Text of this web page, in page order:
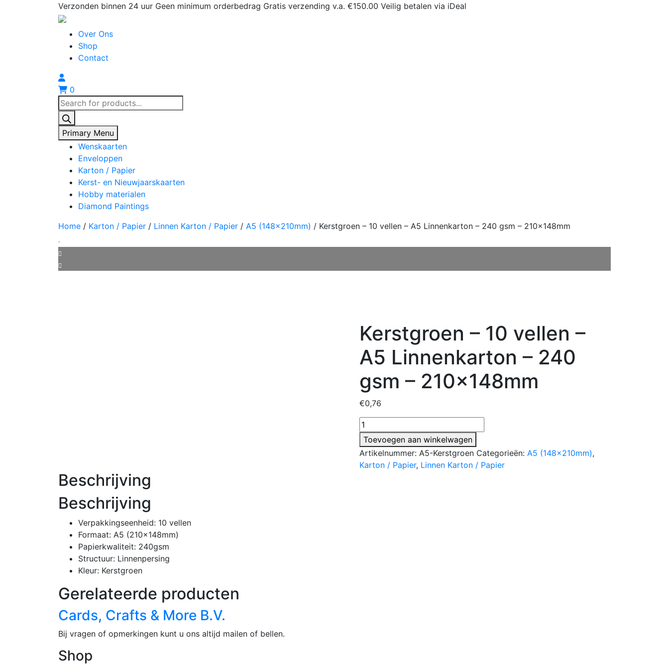
Verzonden binnen 24 uur Geen minimum orderbedrag Gratis verzending v.a. €150.00 Veilig betalen via iDeal
Over Ons
Shop
Contact
0
Producten
zoeken
Primary Menu
Wenskaarten
Enveloppen
Karton / Papier
Kerst- en Nieuwjaarskaarten
Hobby materialen
Diamond Paintings
Home / Karton / Papier / Linnen Karton / Papier / A5 (148x210mm) / Kerstgroen – 10 vellen – A5 Linnenkarton – 240 gsm – 210x148mm
Kerstgroen – 10 vellen –
A5 Linnenkarton – 240
gsm – 210x148mm
€0,76
Kerstgroen
-
10
vellen
-
Toevoegen aan winkelwagen
Artikelnummer: A5-Kerstgroen Categorieën: A5 (148x210mm),
Karton / Papier, Linnen Karton / Papier
Beschrijving
Beschrijving
Verpakkingseenheid: 10 vellen
Formaat: A5 (210x148mm)
Papierkwaliteit: 240gsm
Structuur: Linnenpersing
Kleur: Kerstgroen
Gerelateerde producten
Cards, Crafts & More B.V.
Bij vragen of opmerkingen kunt u ons altijd mailen of bellen.
Shop